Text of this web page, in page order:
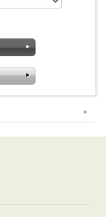
が、ご使用上の遮光・
ださい。
ーカーにご確認の上ご使
入りガラスや特殊金属の
整した金額を自動ご購入